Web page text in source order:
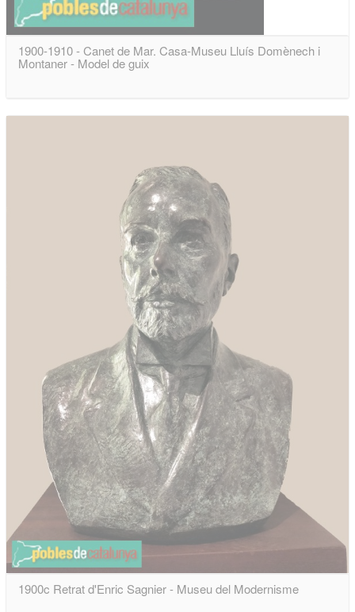
1900-1910 - Canet de Mar. Casa-Museu Lluís Domènech i
Montaner - Model de guix
1900c Retrat d'Enric Sagnier - Museu del Modernisme